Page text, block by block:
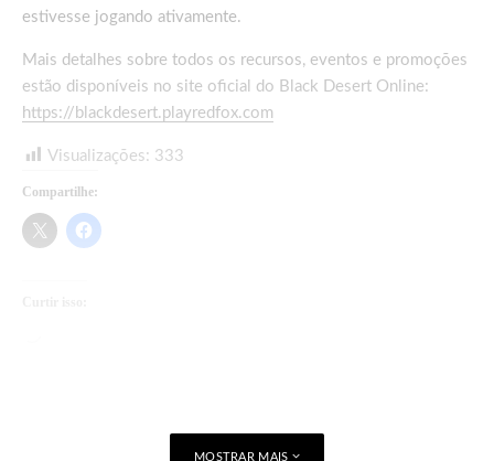
estivesse jogando ativamente.
Mais detalhes sobre todos os recursos, eventos e promoções
estão disponíveis no site oficial do Black Desert Online:
https://blackdesert.playredfox.com
Visualizações: 333
Compartilhe:
MOSTRAR MAIS